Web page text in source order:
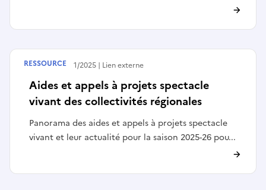
Aides et appels à projets spectacle
vivant des collectivités régionales
Panorama des aides et appels à projets spectacle
vivant et leur actualité pour la saison 2025-26 pou...
Publié le27/11/2025 Lien externe
RESSOURCE